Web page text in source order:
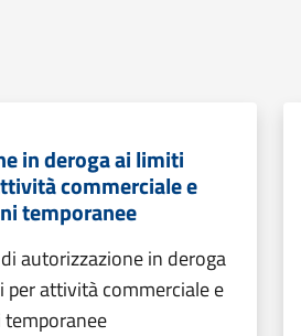
in deroga ai limiti
commerciale e
temporanee
autorizzazione in deroga
per attività commerciale e